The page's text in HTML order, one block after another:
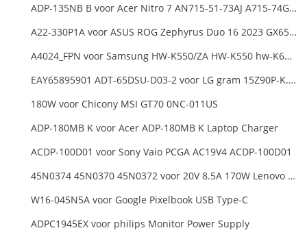
ADP-135NB B voor Acer Nitro 7 AN715-51-73AJ A715-74G-52B0 Notebook
A22-330P1A voor ASUS ROG Zephyrus Duo 16 2023 GX650PY
A4024_FPN voor Samsung HW-K550/ZA HW-K550 hw-K650 Soundbar
EAY65895901 ADT-65DSU-D03-2 voor LG gram 15Z90P-K.ARB6U1 16T90P, LG gram 15Z90Q 16Z90Q 17Z90Q16Z95PD Series
180W voor Chicony MSI GT70 0NC-011US
ADP-180MB K voor Acer ADP-180MB K Laptop Charger
ACDP-100D01 voor Sony Vaio PCGA AC19V4 ACDP-100D01
45N0374 45N0370 45N0372 voor 20V 8.5A 170W Lenovo ThinkPad W540 T540P
W16-045N5A voor Google Pixelbook USB Type-C
ADPC1945EX voor philips Monitor Power Supply